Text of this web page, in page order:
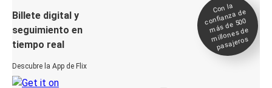
Billete digital y
seguimiento en
tiempo real
Descubre la App de Flix
Con la
confianza de
más de 500
millones de
pasajeros